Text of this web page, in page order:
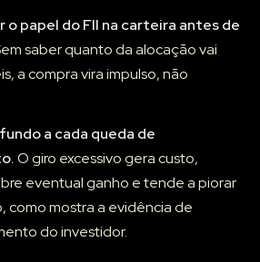
o papel do FII na carteira antes de
saber quanto da alocação vai
a compra vira impulso, não
a cada queda de
O giro excessivo gera custo,
eventual ganho e tende a piorar
como mostra a evidência de
do investidor.